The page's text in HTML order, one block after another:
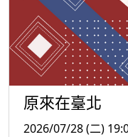
原來在臺北
2026/07/28 (二)